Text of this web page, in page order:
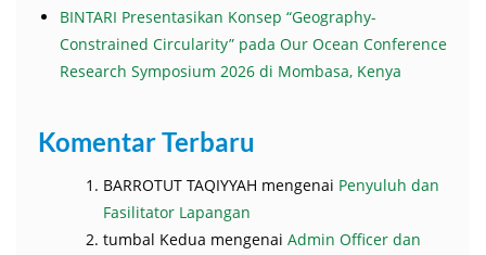
BINTARI Presentasikan Konsep “Geography-
Constrained Circularity” pada Our Ocean Conference
Research Symposium 2026 di Mombasa, Kenya
Komentar Terbaru
BARROTUT TAQIYYAH mengenai Penyuluh dan
Fasilitator Lapangan
tumbal Kedua mengenai Admin Officer dan